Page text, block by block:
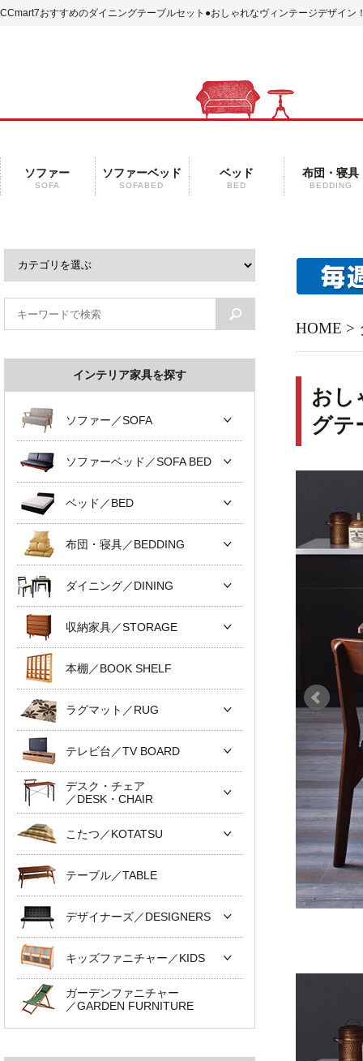
CCmart7おすすめのダイニングテーブルセット ●おしゃれなヴィンテージデザイン
ソファー
SOFA
ソファーベッド
SOFABED
ベッド
BED
布団・寝具
BEDDING
HOME >
おし
グテ
インテリア家具を探す
ソファー／SOFA
ソファーベッド／SOFA BED
ベッド／BED
布団・寝具／BEDDING
ダイニング／DINING
収納家具／STORAGE
本棚／BOOK SHELF
ラグマット／RUG
テレビ台／TV BOARD
デスク・チェア
／DESK・CHAIR
こたつ／KOTATSU
テーブル／TABLE
デザイナーズ／DESIGNERS
キッズファニチャー／KIDS
ガーデンファニチャー
／GARDEN FURNITURE